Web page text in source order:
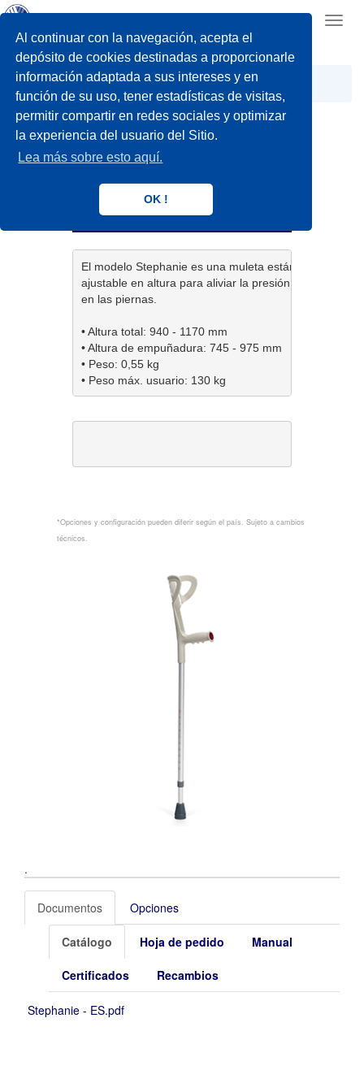
Al continuar con la navegación, acepta el
depósito de cookies destinadas a proporcionarle
información adaptada a sus intereses y en
función de su uso, tener estadísticas de visitas,
permitir compartir en redes sociales y optimizar
la experiencia del usuario del Sitio.
Lea más sobre esto aquí.
OK !
Easy life Movilidad STEPHANIE
STEPHANIE
Muleta estándar
El modelo Stephanie es una muleta estándar
ajustable en altura para aliviar la presión
en las piernas.
• Altura total: 940 - 1170 mm
• Altura de empuñadura: 745 - 975 mm
• Peso: 0,55 kg
• Peso máx. usuario: 130 kg
*Opciones y configuración pueden diferir según el país. Sujeto a cambios
técnicos.
.
Documentos Opciones
Catálogo Hoja de pedido Manual
Certificados Recambios
Stephanie - ES.pdf